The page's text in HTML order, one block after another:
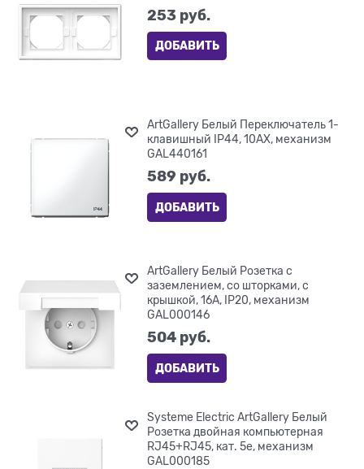
253 руб.
ДОБАВИТЬ
ArtGallery Белый Переключатель 1-
клавишный IP44, 10АХ, механизм
GAL440161
589 руб.
ДОБАВИТЬ
ArtGallery Белый Розетка с
заземлением, со шторками, с
крышкой, 16А, IP20, механизм
GAL000146
504 руб.
ДОБАВИТЬ
Systeme Electric ArtGallery Белый
Розетка двойная компьютерная
RJ45+RJ45, кат. 5е, механизм
GAL000185